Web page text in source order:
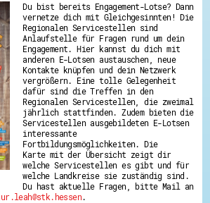
Du bist bereits Engagement-Lotse? Dann
vernetze dich mit Gleichgesinnten! Die
Regionalen Servicestellen sind
Anlaufstelle für Fragen rund um dein
Engagement. Hier kannst du dich mit
anderen E-Lotsen austauschen, neue
Kontakte knüpfen und dein Netzwerk
vergrößern. Eine tolle Gelegenheit
dafür sind die Treffen in den
Regionalen Servicestellen, die zweimal
jährlich stattfinden. Zudem bieten die
Servicestellen ausgebildeten E-Lotsen
interessante
Fortbildungsmöglichkeiten. Die
Karte mit der Übersicht zeigt dir
welche Servicestellen es gibt und für
welche Landkreise sie zuständig sind.
Du hast aktuelle Fragen, bitte Mail an
.